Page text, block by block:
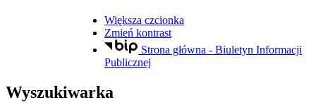
Większa czcionka
Zmień kontrast
Strona główna - Biuletyn Informacji
Publicznej
Wyszukiwarka